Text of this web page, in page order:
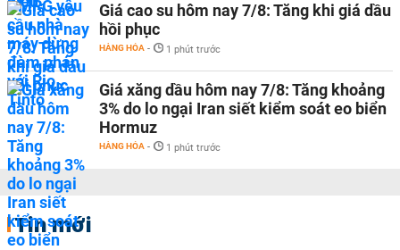
Giá cao su hôm nay 7/8: Tăng khi giá dầu
hồi phục
HÀNG HÓA - 1 phút trước
Giá xăng dầu hôm nay 7/8: Tăng khoảng
3% do lo ngại Iran siết kiểm soát eo biển
Hormuz
HÀNG HÓA - 1 phút trước
Tin mới